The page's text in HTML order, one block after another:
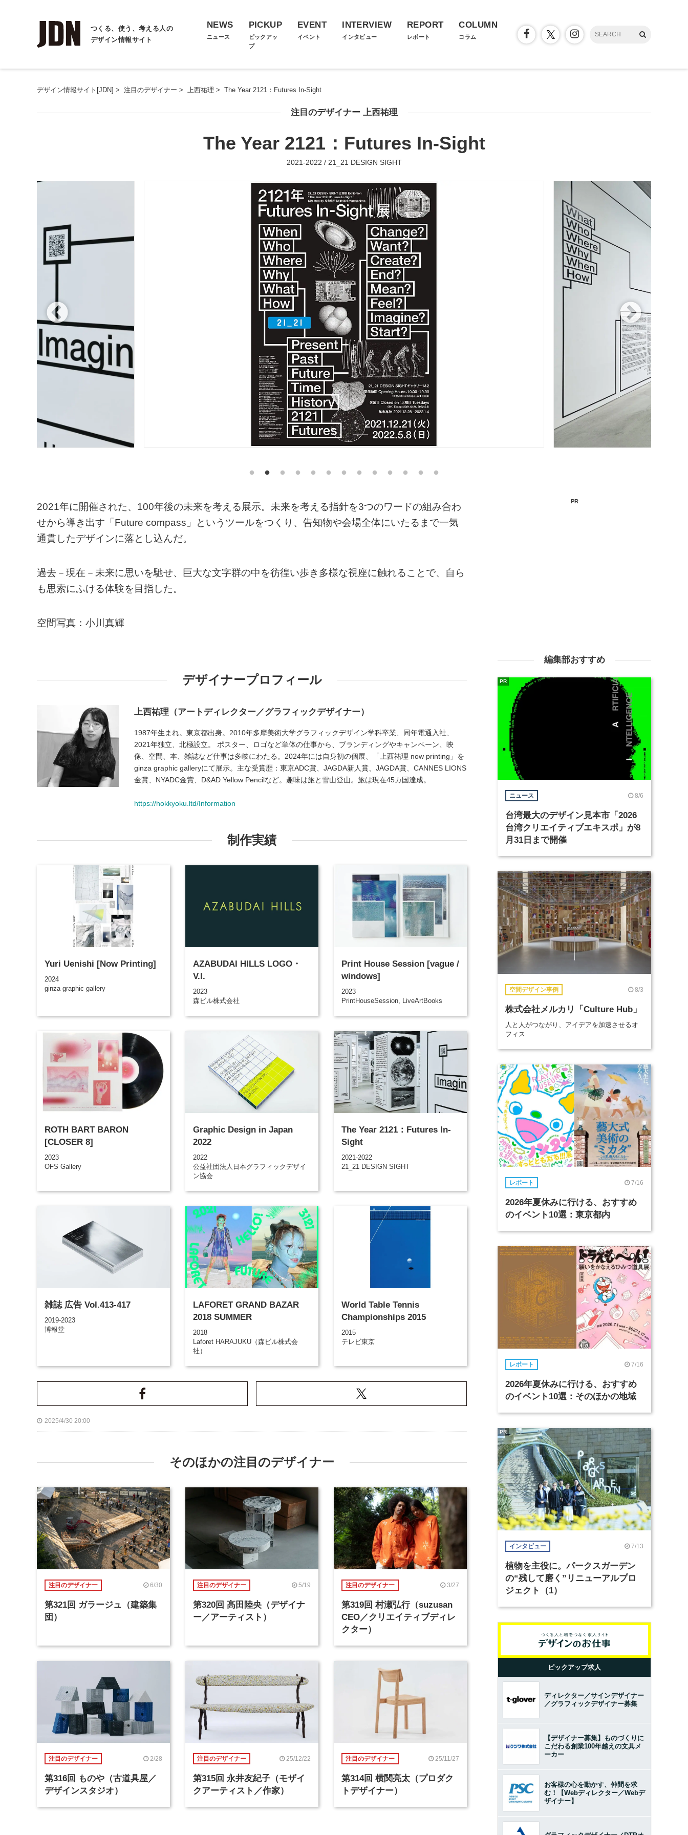
つくる、使う、考える人の
デザイン情報サイト
NEWS
ニュース
PICKUP
ピックアッ
プ
EVENT
イベント
INTERVIEW
インタビュー
REPORT
レポート
COLUMN
コラム
デザイン情報サイト[JDN] > 注目のデザイナー > 上西祐理 > The Year 2121：Futures In-Sight
注目のデザイナー 上西祐理
The Year 2121：Futures In-Sight
2021-2022 / 21_21 DESIGN SIGHT
2021年に開催された、100年後の未来を考える展示。未来を考える指針を3つのワードの組み合わ
せから導き出す「Future compass」というツールをつくり、告知物や会場全体にいたるまで一気
通貫したデザインに落とし込んだ。
過去－現在－未来に思いを馳せ、巨大な文字群の中を彷徨い歩き多様な視座に触れることで、自ら
も思索にふける体験を目指した。
空間写真：小川真輝
デザイナープロフィール
上西祐理（アートディレクター／グラフィックデザイナー）
1987年生まれ。東京都出身。2010年多摩美術大学グラフィックデザイン学科卒業、同年電通入社、
2021年独立、北極設立。 ポスター、ロゴなど単体の仕事から、ブランディングやキャンペーン、映
像、空間、本、雑誌など仕事は多岐にわたる。2024年には自身初の個展、「上西祐理 now printing」を
ginza graphic galleryにて展示。主な受賞歴：東京ADC賞、JAGDA新人賞、JAGDA賞、CANNES LIONS
金賞、NYADC金賞、D&AD Yellow Pencilなど。趣味は旅と雪山登山。旅は現在45カ国達成。
https://hokkyoku.ltd/Information
制作実績
Yuri Uenishi [Now Printing]
2024
ginza graphic gallery
AZABUDAI HILLS LOGO・
V.I.
2023
森ビル株式会社
Print House Session [vague /
windows]
2023
PrintHouseSession, LiveArtBooks
ROTH BART BARON
[CLOSER 8]
2023
OFS Gallery
Graphic Design in Japan
2022
2022
公益社団法人日本グラフィックデザイ
ン協会
The Year 2121：Futures In-
Sight
2021-2022
21_21 DESIGN SIGHT
雑誌 広告 Vol.413-417
2019-2023
博報堂
LAFORET GRAND BAZAR
2018 SUMMER
2018
Laforet HARAJUKU（森ビル株式会
社）
World Table Tennis
Championships 2015
2015
テレビ東京
2025/4/30 20:00
そのほかの注目のデザイナー
注目のデザイナー 6/30
第321回 ガラージュ（建築集
団）
注目のデザイナー 5/19
第320回 高田陸央（デザイナ
ー／アーティスト）
注目のデザイナー 3/27
第319回 村瀬弘行（suzusan
CEO／クリエイティブディレ
クター）
注目のデザイナー 2/28
第316回 ものや（古道具屋／
デザインスタジオ）
注目のデザイナー 25/12/22
第315回 永井友紀子（モザイ
クアーティスト／作家）
注目のデザイナー 25/11/27
第314回 横関亮太（プロダク
トデザイナー）
PR
編集部おすすめ
ニュース 8/6
台湾最大のデザイン見本市「2026
台湾クリエイティブエキスポ」が8
月31日まで開催
PR
空間デザイン事例 8/3
株式会社メルカリ「Culture Hub」
人と人がつながり、アイデアを加速させるオ
フィス
レポート 7/16
2026年夏休みに行ける、おすすめ
のイベント10選：東京都内
レポート 7/16
2026年夏休みに行ける、おすすめ
のイベント10選：そのほかの地域
インタビュー 7/13
植物を主役に。パークスガーデン
の“残して磨く”リニューアルプロ
ジェクト（1）
PR
ピックアップ求人
ディレクター／サインデザイナー
／グラフィックデザイナー募集
【デザイナー募集】ものづくりに
こだわる創業100年越えの文具メ
ーカー
お客様の心を動かす、仲間を求
む！【Webディレクター／Webデ
ザイナー】